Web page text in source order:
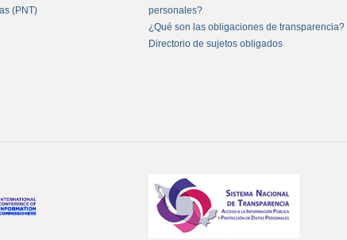
(PNT)
personales?
¿Qué son las obligaciones de transparencia?
Directorio de sujetos obligados